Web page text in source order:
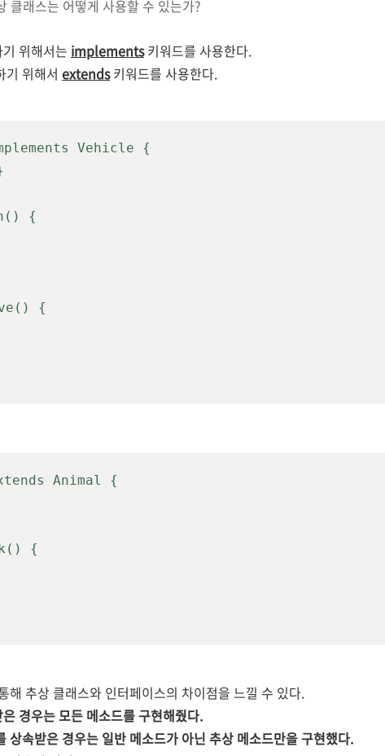
클래스는 어떻게 사용할 수 있는가?
위해서는 implements키워드를 사용한다.
기 위해서 extends키워드를 사용한다.
Vehicle {
{
{
Animal
{
{
해 추상 클래스와 인터페이스의 차이점을 느낄 수 있다.
경우는 모든 메소드를 구현해줬다.
상속받은 경우는 일반 메소드가 아닌 추상 메소드만을 구현했다.